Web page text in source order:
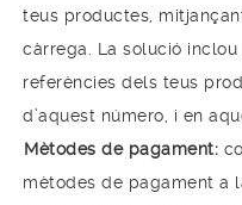
teus productes,
càrrega. La solució
referències dels teus
d’aquest número, i en
Mètodes de pagament:
mètodes de pagament a